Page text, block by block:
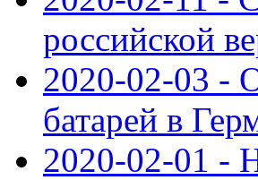
российской
2020-02-03 -
батарей в
2020-02-01 -